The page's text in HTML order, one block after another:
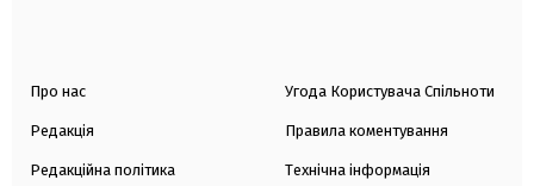
Про нас
Редакція
Редакційна політика
Угода Користувача Спільноти
Правила коментування
Технічна інформація